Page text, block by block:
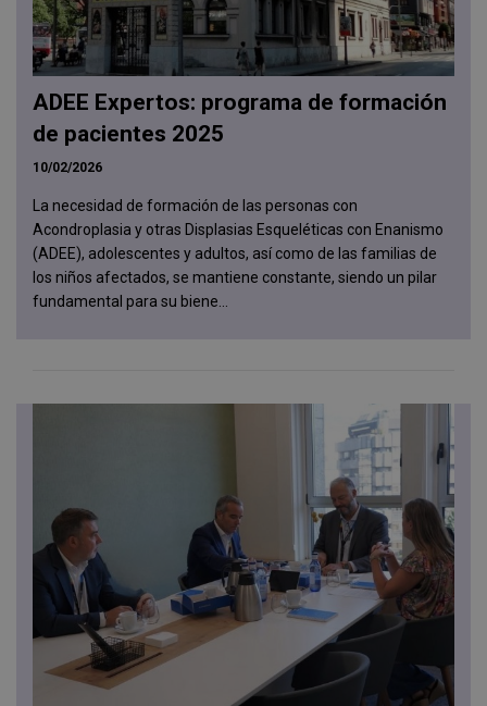
ADEE Expertos: programa de formación
de pacientes 2025
10/02/2026
La necesidad de formación de las personas con
Acondroplasia y otras Displasias Esqueléticas con Enanismo
(ADEE), adolescentes y adultos, así como de las familias de
los niños afectados, se mantiene constante, siendo un pilar
fundamental para su biene...